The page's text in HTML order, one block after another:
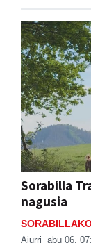
Sorabilla
nagusia
Aiurri abu 06,